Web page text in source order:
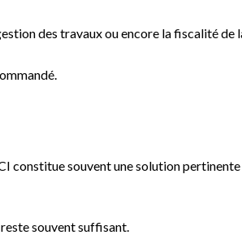
des travaux ou encore la fiscalité de
constitue souvent une solution
souvent suffisant.